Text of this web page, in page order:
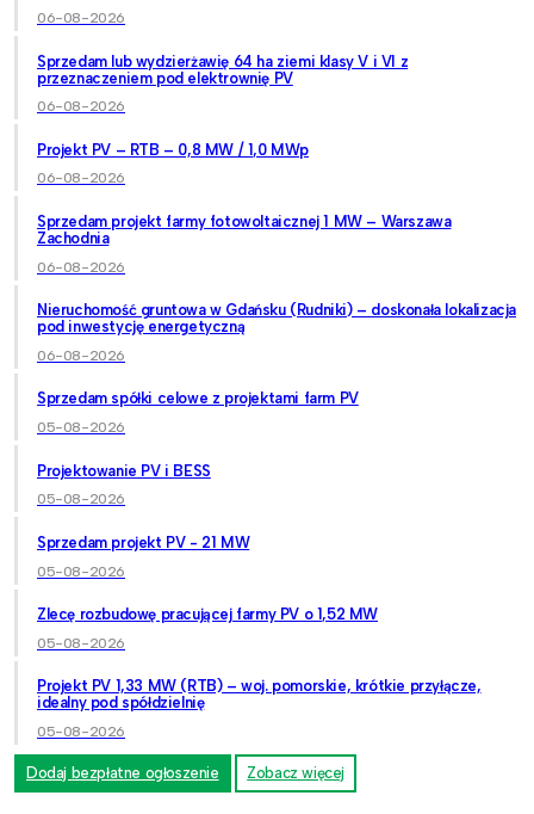
06-08-2026
Sprzedam lub wydzierżawię 64 ha ziemi klasy V i VI z
przeznaczeniem pod elektrownię PV
06-08-2026
Projekt PV – RTB – 0,8 MW / 1,0 MWp
06-08-2026
Sprzedam projekt farmy fotowoltaicznej 1 MW – Warszawa
Zachodnia
06-08-2026
Nieruchomość gruntowa w Gdańsku (Rudniki) – doskonała lokalizacja
pod inwestycję energetyczną
06-08-2026
Sprzedam spółki celowe z projektami farm PV
05-08-2026
Projektowanie PV i BESS
05-08-2026
Sprzedam projekt PV - 21 MW
05-08-2026
Zlecę rozbudowę pracującej farmy PV o 1,52 MW
05-08-2026
Projekt PV 1,33 MW (RTB) – woj. pomorskie, krótkie przyłącze,
idealny pod spółdzielnię
05-08-2026
Dodaj bezpłatne ogłoszenie Zobacz więcej